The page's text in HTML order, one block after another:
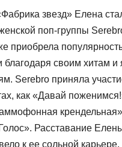
звезд» Елена
поп-группы
приобрела
благодаря своим хитам и
Serebro приняла
как «Давай
Расставание
к ее сольной карьере,